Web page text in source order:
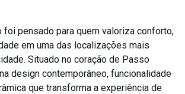
foi pensado para quem valoriza conforto,
em uma das localizações mais
Situado no coração de Passo
design contemporâneo, funcionalidade
que transforma a experiência de